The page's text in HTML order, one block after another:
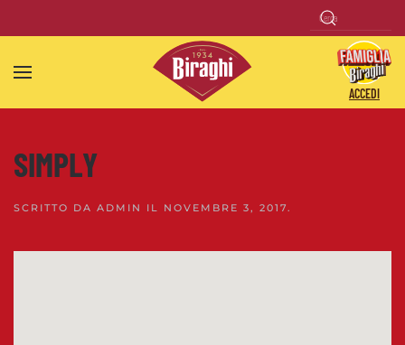
Skip to main content
ACCEDI
SIMPLY
SCRITTO DA ADMIN IL NOVEMBRE 3, 2017.